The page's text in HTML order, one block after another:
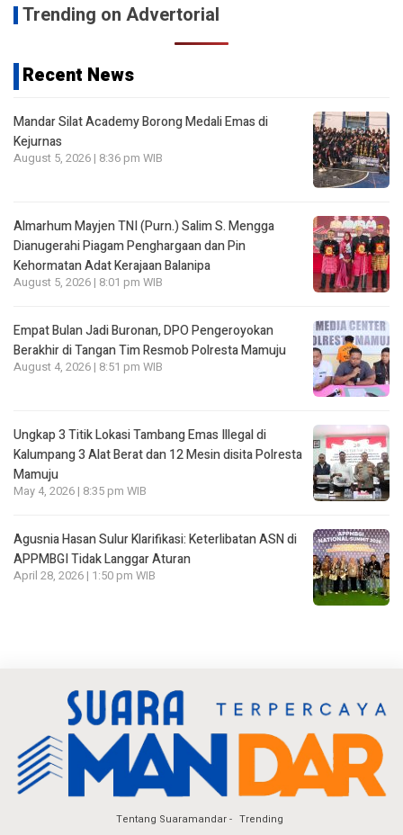
Trending on Advertorial
Recent News
Mandar Silat Academy Borong Medali Emas di
Kejurnas
August 5, 2026 | 8:36 pm WIB
Almarhum Mayjen TNI (Purn.) Salim S. Mengga
Dianugerahi Piagam Penghargaan dan Pin
Kehormatan Adat Kerajaan Balanipa
August 5, 2026 | 8:01 pm WIB
Empat Bulan Jadi Buronan, DPO Pengeroyokan
Berakhir di Tangan Tim Resmob Polresta Mamuju
August 4, 2026 | 8:51 pm WIB
Ungkap 3 Titik Lokasi Tambang Emas Illegal di
Kalumpang 3 Alat Berat dan 12 Mesin disita Polresta
Mamuju
May 4, 2026 | 8:35 pm WIB
Agusnia Hasan Sulur Klarifikasi: Keterlibatan ASN di
APPMBGI Tidak Langgar Aturan
April 28, 2026 | 1:50 pm WIB
Tentang Suaramandar Trending